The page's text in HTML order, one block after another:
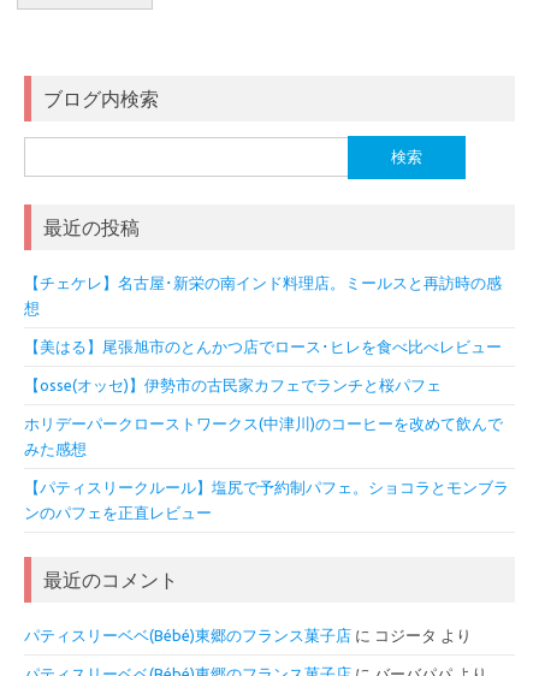
ブログ内検索
索:
最近の投稿
【チェケレ】名古屋･新栄の南インド料理店。ミールスと再訪時の感
想
【美はる】尾張旭市のとんかつ店でロース･ヒレを食べ比べレビュー
【osse(オッセ)】伊勢市の古民家カフェでランチと桜パフェ
ホリデーパークローストワークス(中津川)のコーヒーを改めて飲んで
みた感想
【パティスリークルール】塩尻で予約制パフェ。ショコラとモンブラ
ンのパフェを正直レビュー
最近のコメント
パティスリーベベ(Bébé)東郷のフランス菓子店 に コジータ より